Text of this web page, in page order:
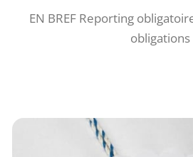
EN BREF Reporting